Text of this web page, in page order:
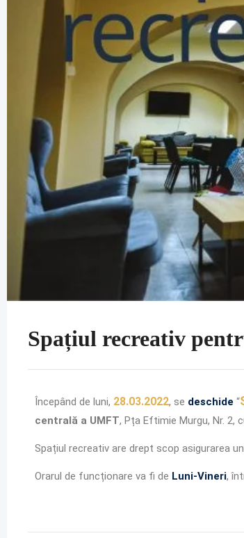
Spațiul recreativ
Începând de luni, 28.03.2022, se deschide “
centrală a UMFT, Pța Eftimie Murgu, Nr. 2,
Spațiul recreativ are drept scop asigurarea
Orarul de funcționare va fi de Luni-Vineri,